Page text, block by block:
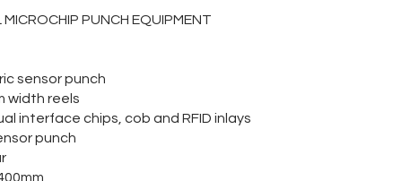
PUNCH EQUIPMENT
sensor punch
width reels
interface chips, cob and RFID inlays
punch